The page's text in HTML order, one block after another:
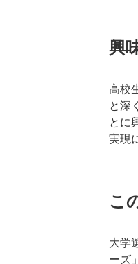
興
高校
と深
とに
実現
こ
大学
ーズ